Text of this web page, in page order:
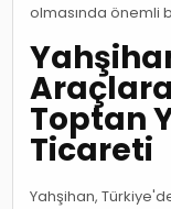
olmasında önemli
Toptan
Ticareti
Yahşihan,